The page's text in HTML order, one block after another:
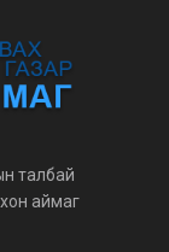
талбай
аймаг